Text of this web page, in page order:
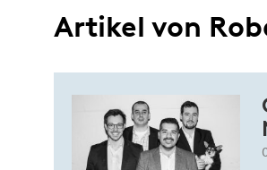
Artikel von